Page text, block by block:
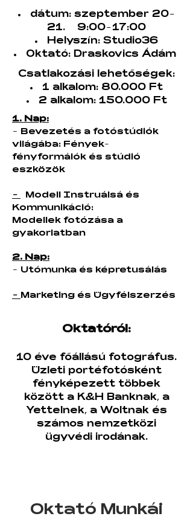
dátum: szeptember 20-
21. 9:00-17:00
Helyszín: Studio36
Oktató: Draskovics Ádám
Csatlakozási lehetőségek:
1 alkalom: 80.000 Ft
2 alkalom: 150.000 Ft
1. Nap:
- Bevezetés a fotóstúdiók
világába: Fények-
fényformálók és stúdió
eszközök
-
Modell Instruálsá és
Kommunikáció:
Modellek fotózása a
gyakorlatban
2. Nap:
- Utómunka és képretusálás
- Marketing és Ügyfélszerzés
Oktatóról:
10 éve főállású fotográfus.
Üzleti portéfotósként
fényképezett többek
között a K&H Banknak, a
Yettelnek, a Woltnak és
számos nemzetközi
ügyvédi irodának.
Oktató Munkái